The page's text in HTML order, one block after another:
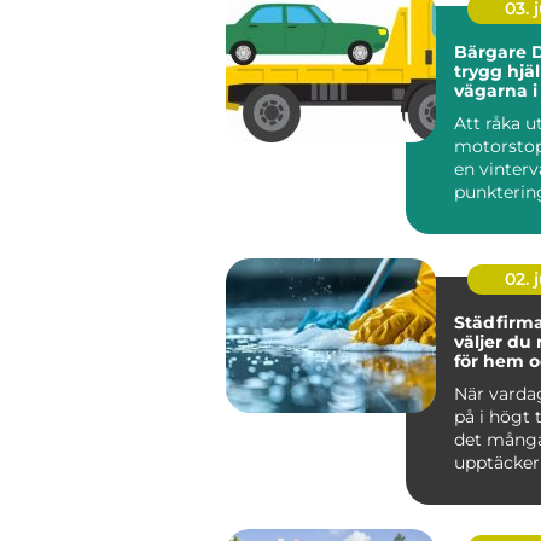
03.
Bärgare
trygg
vägarna i
Att råka
en
02.
Städfirma
väljer du
för hem
När
på i högt
det
hjälp a...